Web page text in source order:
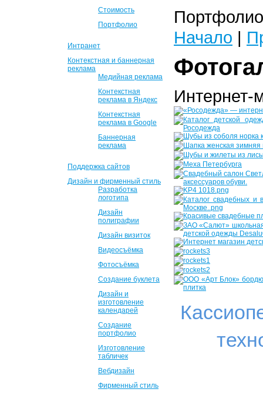
Стоимость
Портфолио
Интранет
Контекстная и баннерная
реклама
Медийная реклама
Контекстная
реклама в Яндекс
Контекстная
реклама в Google
Баннерная
реклама
Поддержка сайтов
Дизайн и фирменный стиль
Разработка
логотипа
Дизайн
полиграфии
Дизайн визиток
Видеосъёмка
Фотосъёмка
Создание буклета
Дизайн и
изготовление
календарей
Создание
портфолио
Изготовление
табличек
Вебдизайн
Фирменный стиль
Начало |
Интернет-